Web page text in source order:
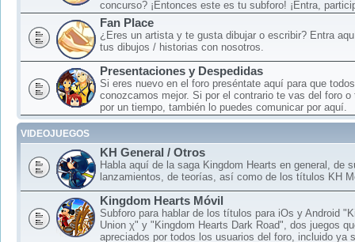
concurso? ¡Entonces este es tu subforo! ¡Entra,
Fan Place
¿Eres un artista y te gusta dibujar o escribir? Entra
tus dibujos / historias con nosotros.
Presentaciones y Despedidas
Si eres nuevo en el foro preséntate aquí para que
conozcamos mejor. Si por el contrario te vas del foro o
por un tiempo, también lo puedes comunicar por aquí.
VIDEOJUEGOS
KH General / Otros
Habla aquí de la saga Kingdom Hearts en general, de
lanzamientos, de teorías, así como de los títulos KH
Kingdom Hearts Móvil
Subforo para hablar de los títulos para iOs y Android
Union χ" y "Kingdom Hearts Dark Road", dos juegos
apreciados por todos los usuarios del foro, incluido ya